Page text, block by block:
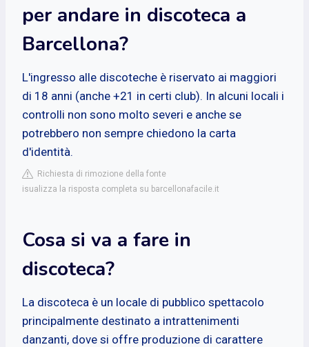
per andare in discoteca a
Barcellona?
L'ingresso alle discoteche è riservato ai maggiori
di 18 anni (anche +21 in certi club). In alcuni locali i
controlli non sono molto severi e anche se
potrebbero non sempre chiedono la carta
d'identità.
Richiesta di rimozione della fonte
isualizza la risposta completa su barcellonafacile.it
Cosa si va a fare in
discoteca?
La discoteca è un locale di pubblico spettacolo
principalmente destinato a intrattenimenti
danzanti, dove si offre produzione di carattere